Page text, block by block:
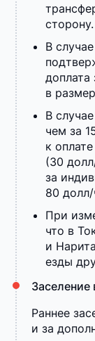
сторону.
В
доплата
в
В
чем за
к
(30
за
80 долл/
При
что в
и
езды
Заселение
Раннее
и за